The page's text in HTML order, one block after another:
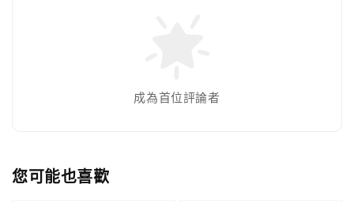
成為首位評論者
您可能也喜歡